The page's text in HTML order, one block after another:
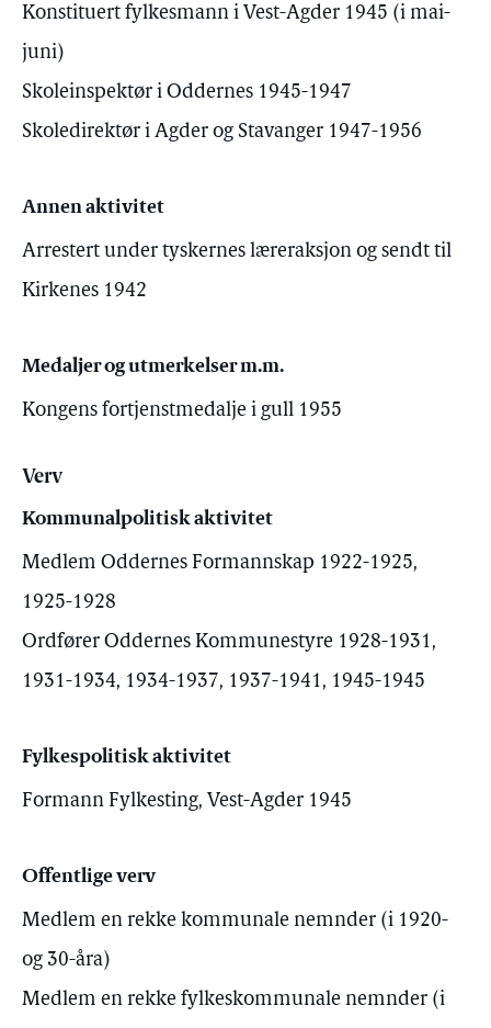
Konstituert fylkesmann i Vest-Agder 1945 (i mai-
juni)
Skoleinspektør i Oddernes 1945-1947
Skoledirektør i Agder og Stavanger 1947-1956
Annen aktivitet
Arrestert under tyskernes læreraksjon og sendt til
Kirkenes 1942
Medaljer og utmerkelser m.m.
Kongens fortjenstmedalje i gull 1955
Verv
Kommunalpolitisk aktivitet
Medlem Oddernes Formannskap 1922-1925,
1925-1928
Ordfører Oddernes Kommunestyre 1928-1931,
1931-1934, 1934-1937, 1937-1941, 1945-1945
Fylkespolitisk aktivitet
Formann Fylkesting, Vest-Agder 1945
Offentlige verv
Medlem en rekke kommunale nemnder (i 1920-
og 30-åra)
Medlem en rekke fylkeskommunale nemnder (i